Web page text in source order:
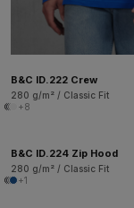
B&C ID.222 Crew
280 g/m² / Classic Fit
+8
B&C ID.224 Zip Hood
280 g/m² / Classic Fit
+1